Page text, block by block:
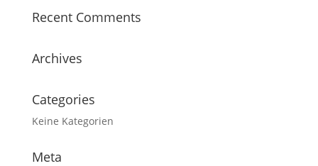
Recent Comments
Archives
Categories
Keine Kategorien
Meta